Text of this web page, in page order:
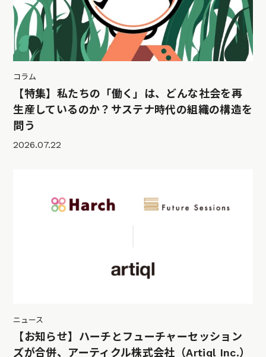
コラム
【特集】私たちの「働く」は、どんな社会を再
生産しているのか？サステナ時代の組織の構造を
問う
2026.07.22
ニュース
【お知らせ】ハーチとフューチャーセッション
ズが合併、アーティクル株式会社（Artiql Inc.）